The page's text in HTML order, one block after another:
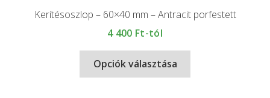
Kerítésoszlop – 60×40 mm – Antracit porfestett
4 400 Ft-tól
Opciók választása